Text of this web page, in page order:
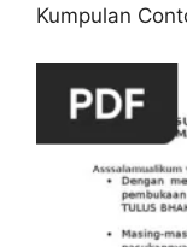
Kumpulan